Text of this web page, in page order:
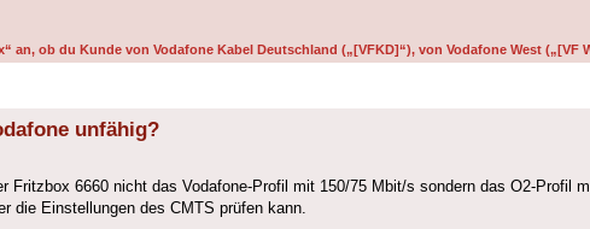
an, ob du Kunde von Vodafone Kabel Deutschland („[VFKD]“), von Vodafone West („[VF
unfähig?
Fritzbox 6660 nicht das Vodafone-Profil mit 150/75 Mbit/s sondern das O2-Profil
die Einstellungen des CMTS prüfen kann.